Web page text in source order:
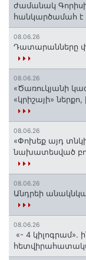
ժամանակ
հանկարծամահ է
08.06.26
Դատարանները
08.06.26
«Ծառուկյանի
«կրիշայի»
08.06.26
«Փոխեք այդ
նախատեսված
08.06.26
Անդրեի
08.06.26
«- 4